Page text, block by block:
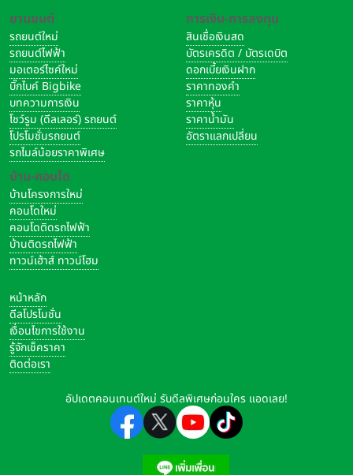
ดังนั้น จำไว้เลยค่ะถ้าเราต้องควักเงินจ่ายอะไรก็แล้วแต่ ควรจ่ายตรงให้แก่
คู่สัญญาอีกฝ่ายหนึ่ง หรืออย่างน้อยต้องมีหลักฐานการรับเงินที่ชัดเจน
เสมอนะคะ
6. "คิดก่อนเชื่อ" คำแนะนำของนายหน้า (ระวัง Conflict of
Interest)
โดยหลักการในต่างประเทศ "นายหน้าอสังหาฯ" มักจะมี 2 ฝั่ง เช่น ฝั่งคน
ซื้อ และฝั่งคนขาย ซึ่งนายหน้าแต่ละคนก็จะพยายามปกป้องผลประโยชน์
ของลูกค้าฝั่งตัวเอง แต่ในเมืองไทยเนื่องจากเราไม่มีกฎเกณฑ์ หรือ
Professional Code of Conduct ควบคุม หลายๆ ครั้งนายหน้าจะอยู่
ทั้ง 2 ฝั่งเลย ซึ่งอาจทำให้เกิด "Conflict of Interest" และปัญหาที่เกิด
ขึ้นบ่อยคือ นายหน้าอาจมองผลประโยชน์ของฝ่ายใดฝ่ายหนึ่งมากกว่า
หรือมองประโยชน์ของตัวเองเป็นหลัก เช่น บางทีนายหน้าอาจแนะนำให้ตั้ง
ประโยชน์คนขายเพราะราคาที่ขายได้ต่ำกว่าที่ควรจะเป็น ดังนั้น เราต้องคิด
และรอบคอบเสมอกับทุกสิ่งที่นายหน้าพูด หรือแนะนำเราค่ะ
ยานยนต์
รถยนต์ใหม่
รถยนต์ไฟฟ้า
มอเตอร์ไซค์ใหม่
บิ๊กไบค์ Bigbike
บทความการเงิน
โชว์รูม (ดีลเลอร์) รถยนต์
โปรโมชั่นรถยนต์
รถไมล์น้อยราคาพิเศษ
บ้าน-คอนโด
บ้านโครงการใหม่
คอนโดใหม่
คอนโดติดรถไฟฟ้า
บ้านติดรถไฟฟ้า
ทาวน์เฮ้าส์ ทาวน์โฮม
การเงิน-การลงทุน
สินเชื่อเงินสด
บัตรเครดิต / บัตรเดบิต
ดอกเบี้ยเงินฝาก
ราคาทองคำ
ราคาหุ้น
ราคาน้ำมัน
อัตราแลกเปลี่ยน
หน้าหลัก
ดีลโปรโมชั่น
เงื่อนไขการใช้งาน
รู้จักเช็คราคา
ติดต่อเรา
อัปเดตคอนเทนต์ใหม่ รับดีลพิเศษก่อนใคร แอดเลย!